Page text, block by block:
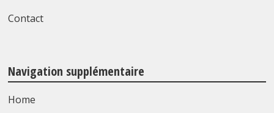
Contact
Navigation supplémentaire
Home